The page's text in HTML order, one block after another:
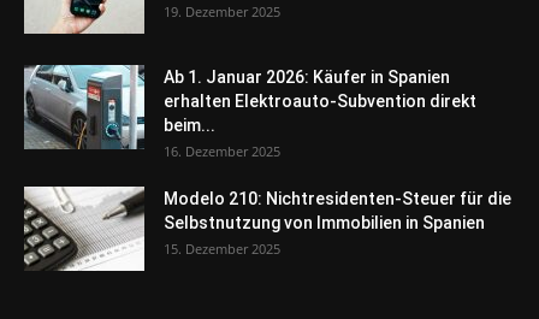
19. Dezember 2025
Ab 1. Januar 2026: Käufer in Spanien
erhalten Elektroauto-Subvention direkt
beim...
16. Dezember 2025
Modelo 210: Nichtresidenten-Steuer für die
Selbstnutzung von Immobilien in Spanien
15. Dezember 2025